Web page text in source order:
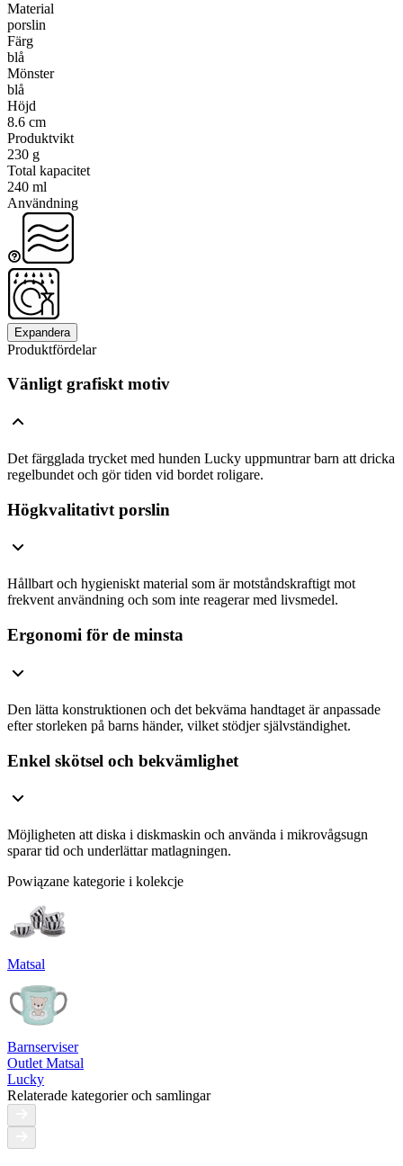
Material
porslin
Färg
blå
Mönster
blå
Höjd
8.6 cm
Produktvikt
230 g
Total kapacitet
240 ml
Användning
Expandera
Produktfördelar
Vänligt grafiskt motiv
Det färgglada trycket med hunden Lucky uppmuntrar barn att dricka
regelbundet och gör tiden vid bordet roligare.
Högkvalitativt porslin
Hållbart och hygieniskt material som är motståndskraftigt mot
frekvent användning och som inte reagerar med livsmedel.
Ergonomi för de minsta
Den lätta konstruktionen och det bekväma handtaget är anpassade
efter storleken på barns händer, vilket stödjer självständighet.
Enkel skötsel och bekvämlighet
Möjligheten att diska i diskmaskin och använda i mikrovågsugn
sparar tid och underlättar matlagningen.
Powiązane kategorie i kolekcje
Matsal
Barnserviser
Outlet Matsal
Lucky
Relaterade kategorier och samlingar